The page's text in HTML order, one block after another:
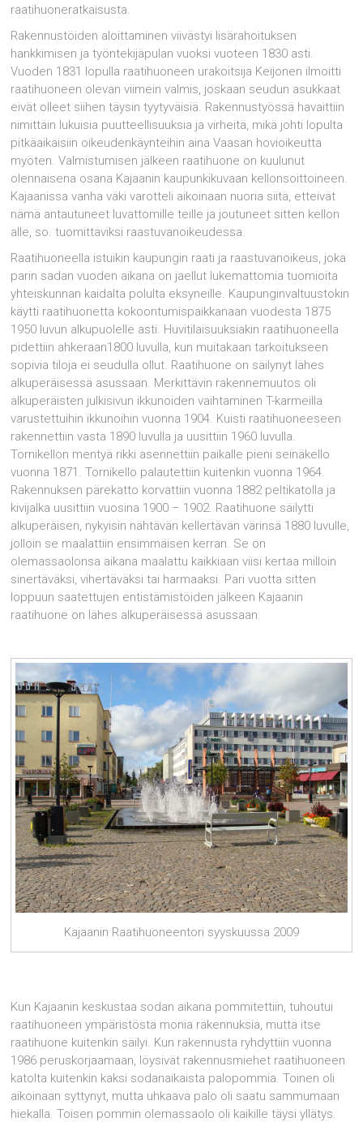
raatihuoneratkaisusta.
Rakennustöiden aloittaminen viivästyi lisärahoituksen
hankkimisen ja työntekijäpulan vuoksi vuoteen 1830 asti.
Vuoden 1831 lopulla raatihuoneen urakoitsija Keijonen ilmoitti
raatihuoneen olevan viimein valmis, joskaan seudun asukkaat
eivät olleet siihen täysin tyytyväisiä. Rakennustyössä havaittiin
nimittäin lukuisia puutteellisuuksia ja virheitä, mikä johti lopulta
pitkäaikaisiin oikeudenkäynteihin aina Vaasan hovioikeutta
myöten. Valmistumisen jälkeen raatihuone on kuulunut
olennaisena osana Kajaanin kaupunkikuvaan kellonsoittoineen.
Kajaanissa vanha väki varotteli aikoinaan nuoria siitä, etteivät
nämä antautuneet luvattomille teille ja joutuneet sitten kellon
alle, so. tuomittaviksi raastuvanoikeudessa.
Raatihuoneella istuikin kaupungin raati ja raastuvanoikeus, joka
parin sadan vuoden aikana on jaellut lukemattomia tuomioita
yhteiskunnan kaidalta polulta eksyneille. Kaupunginvaltuustokin
käytti raatihuonetta kokoontumispaikkanaan vuodesta 1875
1950 luvun alkupuolelle asti. Huvitilaisuuksiakin raatihuoneella
pidettiin ahkeraan1800 luvulla, kun muitakaan tarkoitukseen
sopivia tiloja ei seudulla ollut. Raatihuone on säilynyt lähes
alkuperäisessä asussaan. Merkittävin rakennemuutos oli
alkuperäisten julkisivun ikkunoiden vaihtaminen T-karmeilla
varustettuihin ikkunoihin vuonna 1904. Kuisti raatihuoneeseen
rakennettiin vasta 1890 luvulla ja uusittiin 1960 luvulla.
Tornikellon mentyä rikki asennettiin paikalle pieni seinäkello
vuonna 1871. Tornikello palautettiin kuitenkin vuonna 1964.
Rakennuksen pärekatto korvattiin vuonna 1882 peltikatolla ja
kivijalka uusittiin vuosina 1900 – 1902. Raatihuone säilytti
alkuperäisen, nykyisin nähtävän kellertävän värinsä 1880 luvulle,
jolloin se maalattiin ensimmäisen kerran. Se on
olemassaolonsa aikana maalattu kaikkiaan viisi kertaa milloin
sinertäväksi, vihertäväksi tai harmaaksi. Pari vuotta sitten
loppuun saatettujen entistämistöiden jälkeen Kajaanin
raatihuone on lähes alkuperäisessä asussaan.
Kajaanin Raatihuoneentori syyskuussa 2009
Kun Kajaanin keskustaa sodan aikana pommitettiin, tuhoutui
raatihuoneen ympäristöstä monia rakennuksia, mutta itse
raatihuone kuitenkin säilyi. Kun rakennusta ryhdyttiin vuonna
1986 peruskorjaamaan, löysivät rakennusmiehet raatihuoneen
katolta kuitenkin kaksi sodanaikaista palopommia. Toinen oli
aikoinaan syttynyt, mutta uhkaava palo oli saatu sammumaan
hiekalla. Toisen pommin olemassaolo oli kaikille täysi yllätys.